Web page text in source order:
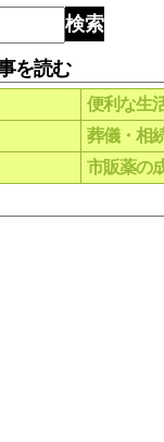
検索
を読む
便利な生
葬儀・相
市販薬の